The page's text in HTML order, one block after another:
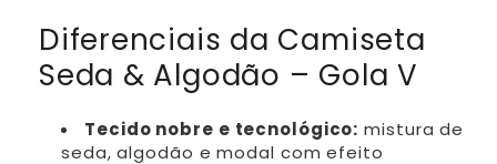
Diferenciais da Camiseta
Seda & Algodão – Gola V
Tecido nobre e tecnológico: mistura de
seda, algodão e modal com efeito